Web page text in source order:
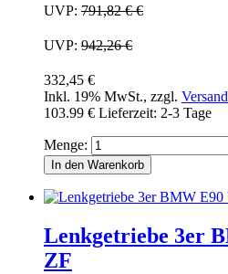
UVP: 791,82 €€
UVP: 942,26 €
332,45 €
Inkl. 19% MwSt., zzgl.
103.99 € Lieferzeit: 2-3 Tage
Menge:
In den Warenkorb
Lenkgetriebe 3er
ZF